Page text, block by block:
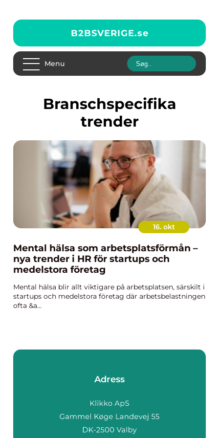
B2BSVERIGE.se
Menu
Branschspecifika
trender
16. okt
Mental hälsa som arbetsplatsförmån –
nya trender i HR för startups och
medelstora företag
Mental hälsa blir allt viktigare på arbetsplatsen, särskilt i
startups och medelstora företag där arbetsbelastningen
ofta &a...
Adress